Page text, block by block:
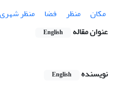
مکان
منظر فضا
منظر شهری
عنوان مقاله
English
نویسنده English